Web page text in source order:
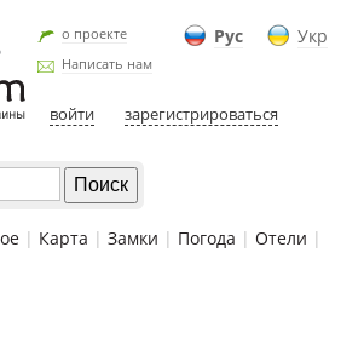
Рус Укр
о проекте
Написать нам
войти зарегистрироваться
| Карта | Замки | Погода | Отели |